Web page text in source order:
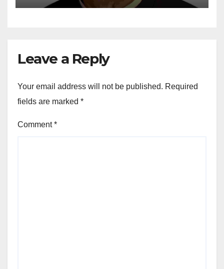
Leave a Reply
Your email address will not be published. Required
fields are marked *
Comment*